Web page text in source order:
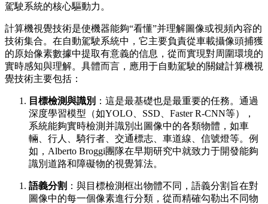
駕駛系統的核心驅動力。
計算機視覺技術是使機器能夠“看懂”并理解圖像或視頻內容的
技術集合。在自動駕駛系統中，它主要負責從車載攝像頭捕獲
的原始像素數據中提取有意義的信息，從而實現對周圍環境的
實時感知與理解。具體而言，應用于自動駕駛的關鍵計算機視
覺技術主要包括：
目標檢測與識別 ：這是最基礎也是最重要的任務。通過
深度學習模型（如YOLO、SSD、Faster R-CNN等），
系統能夠實時檢測并識別出圖像中的各類物體，如車
輛、行人、騎行者、交通標志、車道線、信號燈等。例
如，Alberto Broggi團隊在早期研究中就致力于開發能夠
識別道路和障礙物的視覺算法。
語義分割 ：與目標檢測框出物體不同，語義分割旨在對
圖像中的每一個像素進行分類，從而精確勾勒出不同物